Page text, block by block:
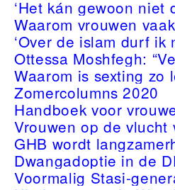
Waarom is sexting zo
Zomercolumns 2020
Vrouwen op de vlucht
Dwangadoptie in de